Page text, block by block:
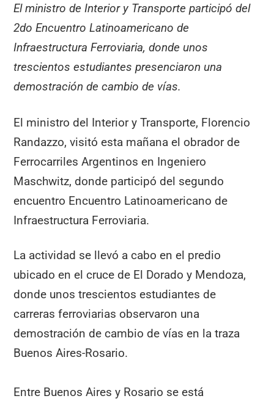
El ministro de Interior y Transporte participó del
2do Encuentro Latinoamericano de
Infraestructura Ferroviaria, donde unos
trescientos estudiantes presenciaron una
demostración de cambio de vías.
El ministro del Interior y Transporte, Florencio
Randazzo, visitó esta mañana el obrador de
Ferrocarriles Argentinos en Ingeniero
Maschwitz, donde participó del segundo
encuentro Encuentro Latinoamericano de
Infraestructura Ferroviaria.
La actividad se llevó a cabo en el predio
ubicado en el cruce de El Dorado y Mendoza,
donde unos trescientos estudiantes de
carreras ferroviarias observaron una
demostración de cambio de vías en la traza
Buenos Aires-Rosario.
Entre Buenos Aires y Rosario se está